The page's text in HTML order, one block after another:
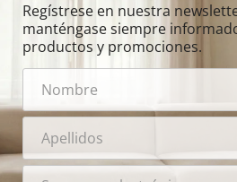
Regístrese en nuestra
manténgase siempre
productos y promociones.